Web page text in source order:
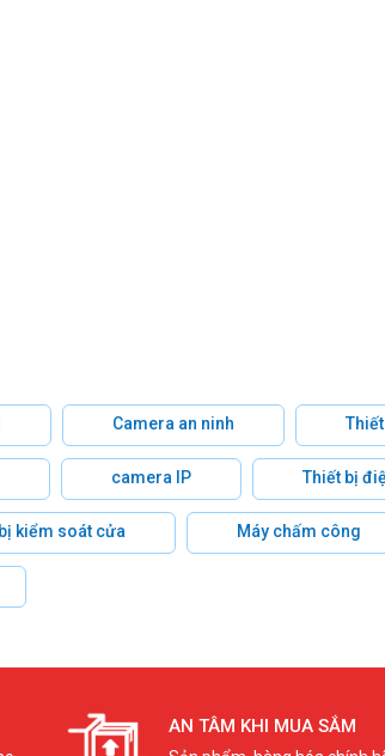
Camera an ninh
camera IP Thiết bị
kiểm soát cửa Máy chấm công
AN TÂM KHI MUA SẮM